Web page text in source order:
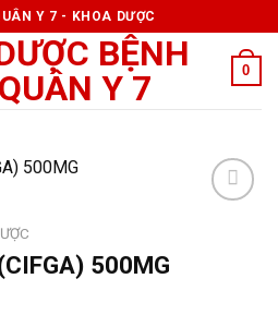
Y 7 - KHOA DƯỢC
0
500MG